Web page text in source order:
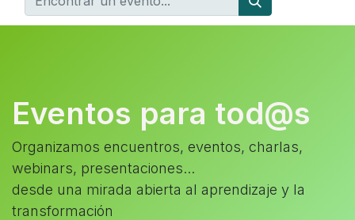
Eventos para tod@s
Organizamos encuentros, eventos, charlas,
webinars, presentaciones...
desde una mirada abierta al aprendizaje y la
transformación